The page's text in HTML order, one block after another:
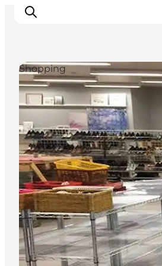
Oplevelser og aktiviteter
Planlæg din tur
Byer og steder
Guides
Det sker
For børn
Shopping